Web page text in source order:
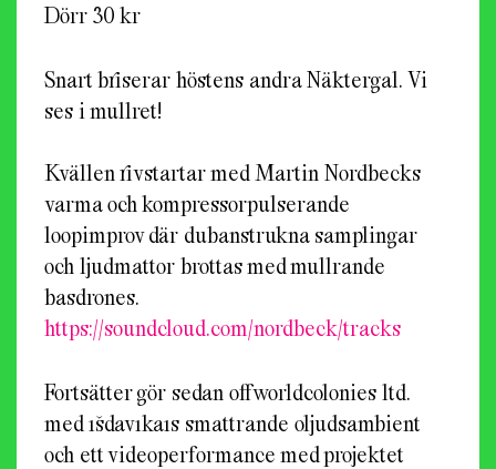
Dörr 30 kr
Snart briserar höstens andra Näktergal. Vi
ses i mullret!
Kvällen rivstartar med Martin Nordbecks
varma och kompressorpulserande
loopimprov där dubanstrukna samplingar
och ljudmattor brottas med mullrande
basdrones.
https://soundcloud.com/nordbeck/tracks
Fortsätter gör sedan offworldcolonies ltd.
med ıšdavıkaıs smattrande oljudsambient
och ett videoperformance med projektet